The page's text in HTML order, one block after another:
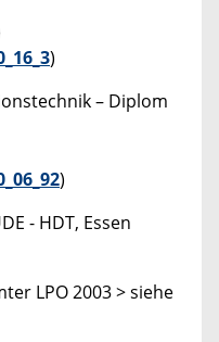
)
– Diplom
)
- HDT, Essen
LPO 2003 > siehe